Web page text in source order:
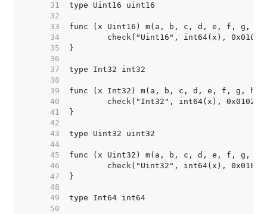
    31
    32
    33
    34
    35
    36
    37
    38
    39
    40
    41
    42
    43
    44
    45
    46
    47
    48
    49
    50